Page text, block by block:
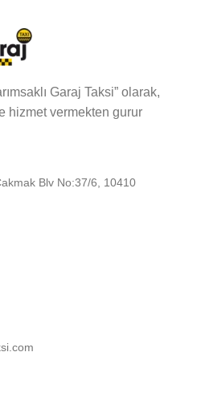
Garaj Taksi” olarak,
hizmet vermekten gurur
Blv No:37/6, 10410